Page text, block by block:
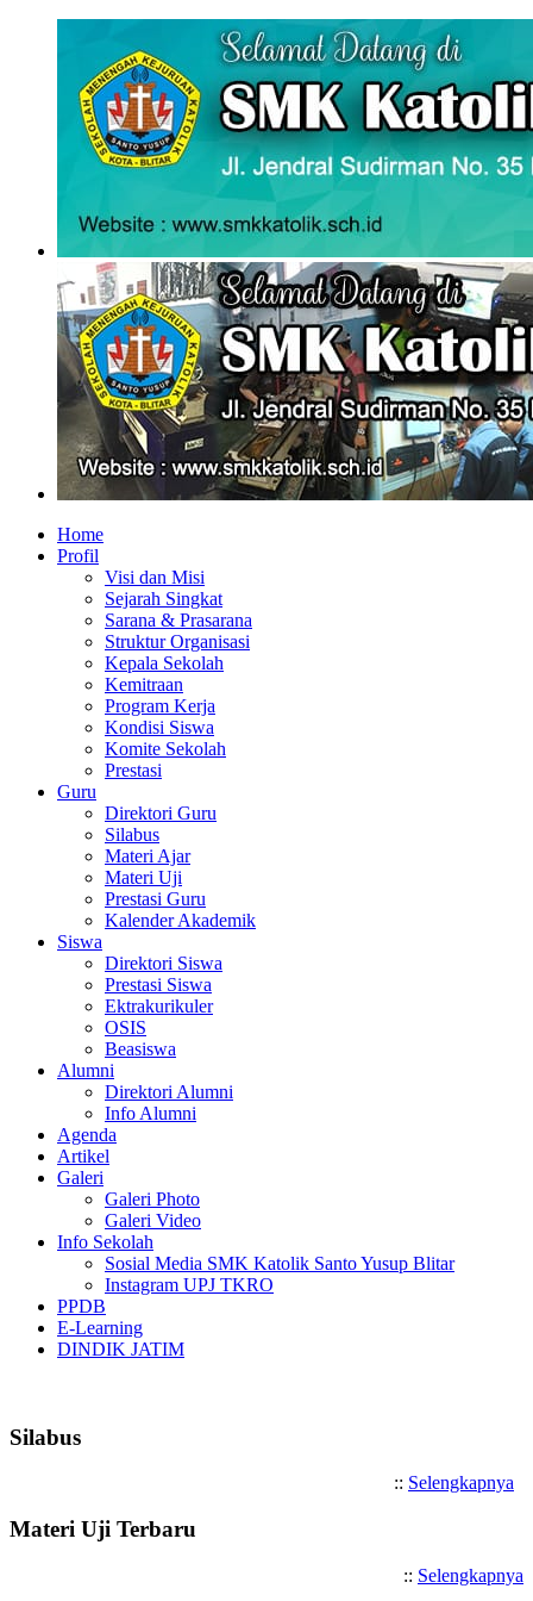
Home
Profil
Visi dan Misi
Sejarah Singkat
Sarana & Prasarana
Struktur Organisasi
Kepala Sekolah
Kemitraan
Program Kerja
Kondisi Siswa
Komite Sekolah
Prestasi
Guru
Direktori Guru
Silabus
Materi Ajar
Materi Uji
Prestasi Guru
Kalender Akademik
Siswa
Direktori Siswa
Prestasi Siswa
Ektrakurikuler
OSIS
Beasiswa
Alumni
Direktori Alumni
Info Alumni
Agenda
Artikel
Galeri
Galeri Photo
Galeri Video
Info Sekolah
Sosial Media SMK Katolik Santo Yusup Blitar
Instagram UPJ TKRO
PPDB
E-Learning
DINDIK JATIM
Silabus
:: Selengkapnya
Materi Uji Terbaru
:: Selengkapnya